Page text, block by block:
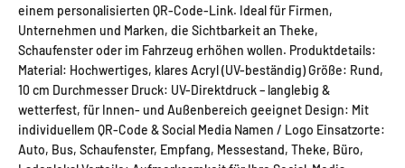
einem personalisierten QR-Code-Link. Ideal für Firmen,
Unternehmen und Marken, die Sichtbarkeit an Theke,
Schaufenster oder im Fahrzeug erhöhen wollen. Produktdetails:
Material: Hochwertiges, klares Acryl (UV-beständig) Größe: Rund,
10 cm Durchmesser Druck: UV-Direktdruck – langlebig &
wetterfest, für Innen- und Außenbereich geeignet Design: Mit
individuellem QR-Code & Social Media Namen / Logo Einsatzorte:
Auto, Bus, Schaufenster, Empfang, Messestand, Theke, Büro,